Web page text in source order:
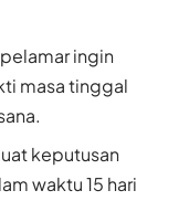
ingin
masa tinggal
keputusan
waktu 15 hari